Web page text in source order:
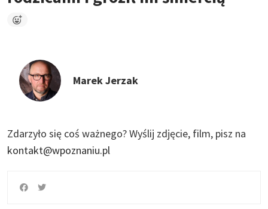
Marek Jerzak
Zdarzyło się coś ważnego?Wyślij zdjęcie, film, pisz na
kontakt@wpoznaniu.pl